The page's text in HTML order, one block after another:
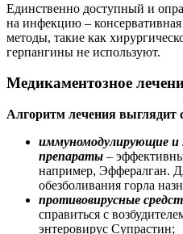
Единственно доступный и
на инфекцию –
методы, такие как
герпангины не используют.
Медикаментозное
Алгоритм лечения выглядит
иммуномодулирующие
препараты –
например, Эффералган.
обезболивания горла
противовирусные
справиться с
энтеровирус Супрастин;